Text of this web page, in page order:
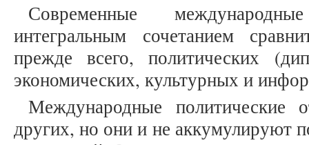
Современные
интегральным сочетанием
прежде всего, политических
экономических, культурных и
Международные политические
других, но они и не аккумулируют